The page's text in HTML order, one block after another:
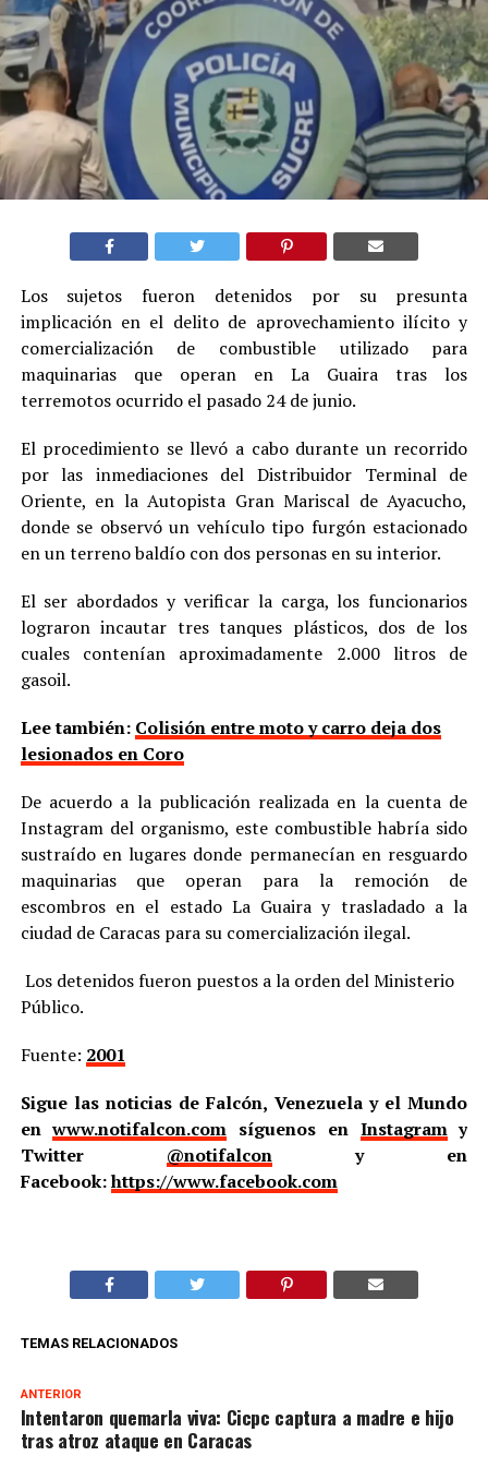
Los sujetos fueron detenidos por su presunta
implicación en el delito de aprovechamiento ilícito y
comercialización de combustible utilizado para
maquinarias que operan en La Guaira tras los
terremotos ocurrido el pasado 24 de junio.
El procedimiento se llevó a cabo durante un recorrido
por las inmediaciones del Distribuidor Terminal de
Oriente, en la Autopista Gran Mariscal de Ayacucho,
donde se observó un vehículo tipo furgón estacionado
en un terreno baldío con dos personas en su interior.
El ser abordados y verificar la carga, los funcionarios
lograron incautar tres tanques plásticos, dos de los
cuales contenían aproximadamente 2.000 litros de
gasoil.
Lee también: Colisión entre moto y carro deja dos
lesionados en Coro
De acuerdo a la publicación realizada en la cuenta de
Instagram del organismo, este combustible habría sido
sustraído en lugares donde permanecían en resguardo
maquinarias que operan para la remoción de
escombros en el estado La Guaira y trasladado a la
ciudad de Caracas para su comercialización ilegal.
Los detenidos fueron puestos a la orden del Ministerio
Público.
Fuente: 2001
Sigue las noticias de Falcón, Venezuela y el Mundo
enwww.notifalcon.com síguenos en Instagramy
Twitter @notifalcony en
Facebook:https://www.facebook.com
TEMAS RELACIONADOS
ANTERIOR
Intentaron quemarla viva: Cicpc captura a madre e hijo
tras atroz ataque en Caracas